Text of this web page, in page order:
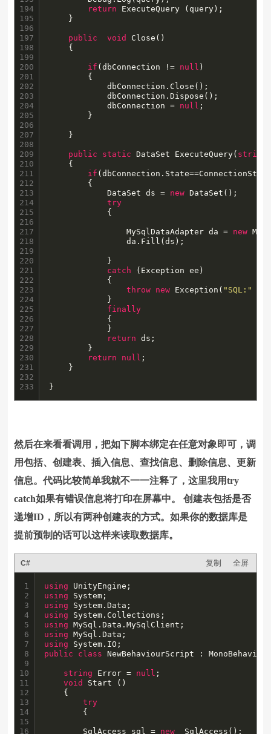
194
195
196
197
198
199
200
201
202
203
204
205
206
207
208
209
210
211
212
213
214
215
216
217
218
219
220
221
222
223
224
225
226
227
228
229
230
231
232
233
return ExecuteQuery (query);
public void
Close()
if (dbConnection != null )
			dbConnection.Close();
			dbConnection.Dispose();
			dbConnection =
null ;
public static DataSet ExecuteQuery( string
    {
if
     		DataSet ds =
new DataSet();
try
				MySqlDataAdapter da =
new
				da.Fill(ds);
catch (Exception ee)
throw new Exception( "SQL:"
finally
return ds;
return
null ;
}
然后在来看看调用，把如下脚本绑定在任意对象即可，调
用包括、创建表、插入信息、查找信息、删除信息、更新
信息。代码比较简单我就不一一注释了，这里我用try
catch如果有错误信息将打印在屏幕中。 创建表包括是否
递增ID，所以有两种创建表的方式。如果你的数据库是
提前预制的话可以这样来读取数据库。
C# 复制 全屏
1
2
3
4
5
6
7
8
9
10
11
12
13
14
15
16
using
using
using
using
using
using
using
public
class NewBehaviourScript :
string Error = null ;
void
Start ()
try
		SqlAccess sql =
new
  SqlAccess();